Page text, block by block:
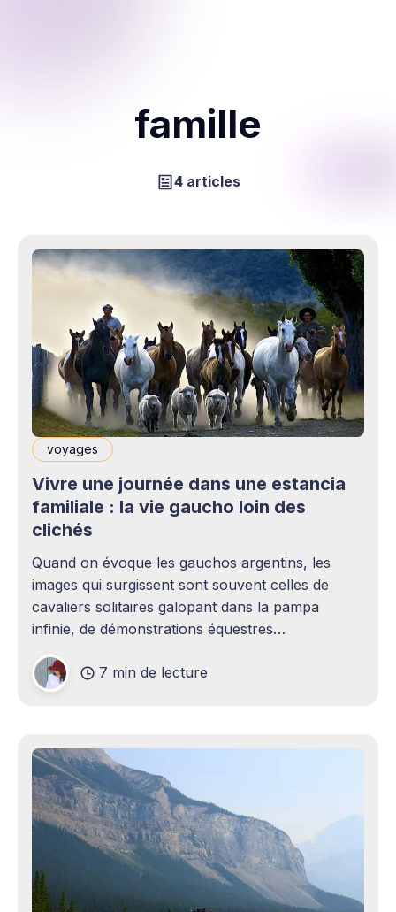
famille
4 articles
voyages
Vivre une journée dans une estancia
familiale : la vie gaucho loin des
clichés
Quand on évoque les gauchos argentins, les
images qui surgissent sont souvent celles de
cavaliers solitaires galopant dans la pampa
infinie, de démonstrations équestres
ou encore de folklore touristique avec
bombachas bouffantes et guitare au coin du feu.
7 min de lecture